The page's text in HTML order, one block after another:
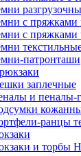
с пряжками
с
патронташи
заплечные
и пеналы-
ранцы
и торбы